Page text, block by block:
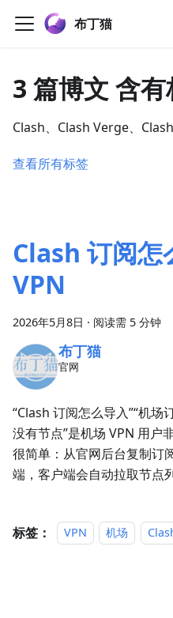
布丁猫
3 篇博文 含有
Clash、Clash Verge、
查看所有标签
Clash 订阅怎
VPN
2026年5月8日 · 阅读需 5 分钟
布丁猫
官网
“Clash 订阅怎么导入”“机场
没有节点”是机场 VPN 用户
很简单：从官网后台复制订
端，客户端会自动拉取节点列
标签： VPN 机场